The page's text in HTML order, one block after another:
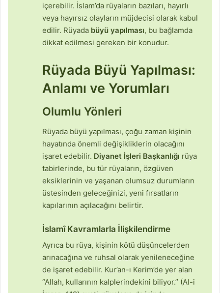
içerebilir. İslam’da rüyaların bazıları, hayırlı
veya hayırsız olayların müjdecisi olarak kabul
edilir. Rüyada büyü yapılması, bu bağlamda
dikkat edilmesi gereken bir konudur.
Rüyada Büyü Yapılması:
Anlamı ve Yorumları
Olumlu Yönleri
Rüyada büyü yapılması, çoğu zaman kişinin
hayatında önemli değişikliklerin olacağını
işaret edebilir. Diyanet İşleri Başkanlığı rüya
tabirlerinde, bu tür rüyaların, özgüven
eksiklerinin ve yaşanan olumsuz durumların
üstesinden geleceğinizi, yeni fırsatların
kapılarının açılacağını belirtir.
İslamî Kavramlarla İlişkilendirme
Ayrıca bu rüya, kişinin kötü düşüncelerden
arınacağına ve ruhsal olarak yenileneceğine
de işaret edebilir. Kur’an-ı Kerim’de yer alan
“Allah, kullarının kalplerindekini biliyor.” (Al-i